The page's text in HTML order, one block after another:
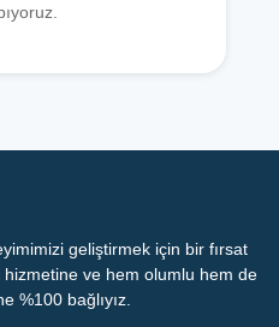
geliştirmek için bir fırsat
ve hem olumlu hem de
%100 bağlıyız.